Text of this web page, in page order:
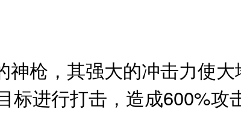
神枪，其强大的冲击力使
标进行打击，造成600%攻